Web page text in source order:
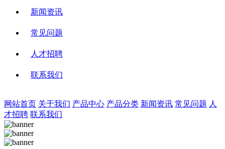
新闻资讯
常见问题
人才招聘
联系我们
网站首页 关于我们 产品中心 产品分类 新闻资讯 常见问题 人
才招聘 联系我们